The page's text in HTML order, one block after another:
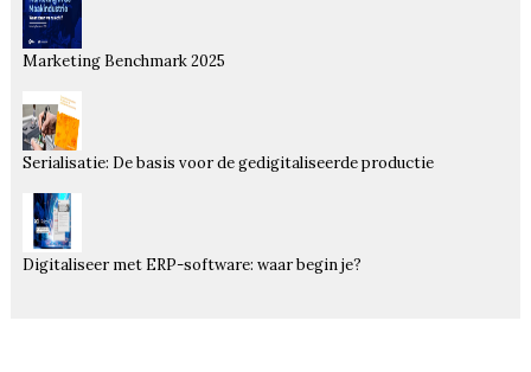
Marketing Benchmark 2025
Serialisatie: De basis voor de gedigitaliseerde productie
Digitaliseer met ERP-software: waar begin je?